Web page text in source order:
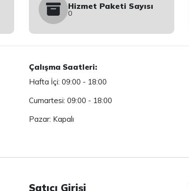
Hizmet Paketi Sayısı
0
Çalışma Saatleri:
Hafta İçi: 09:00 - 18:00
Cumartesi: 09:00 - 18:00
Pazar: Kapalı
Satıcı Girişi